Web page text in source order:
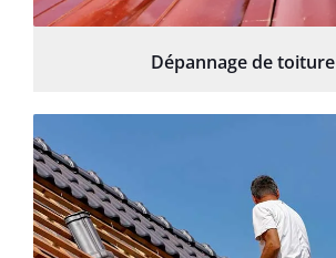
Dépannage de toiture